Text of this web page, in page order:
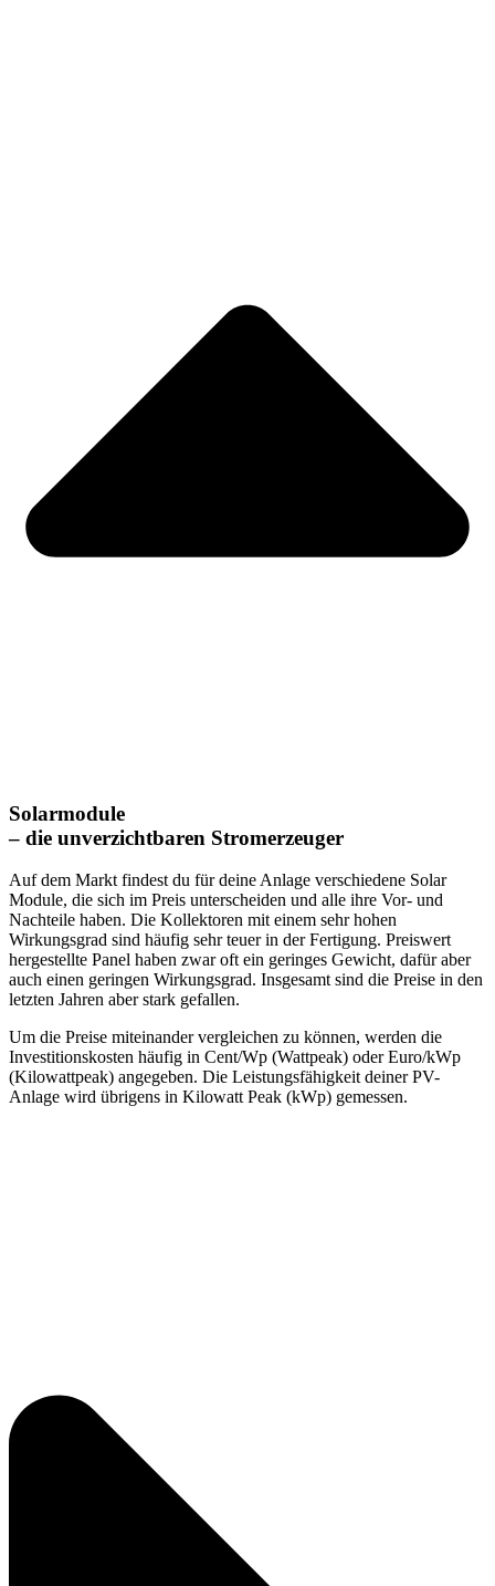
Solarmodule
– die unverzichtbaren Stromerzeuger
Auf dem Markt findest du für deine Anlage verschiedene Solar
Module, die sich im Preis unterscheiden und alle ihre Vor- und
Nachteile haben. Die Kollektoren mit einem sehr hohen
Wirkungsgrad sind häufig sehr teuer in der Fertigung. Preiswert
hergestellte Panel haben zwar oft ein geringes Gewicht, dafür aber
auch einen geringen Wirkungsgrad. Insgesamt sind die Preise in den
letzten Jahren aber stark gefallen.
Um die Preise miteinander vergleichen zu können, werden die
Investitionskosten häufig in Cent/Wp (Wattpeak) oder Euro/kWp
(Kilowattpeak) angegeben. Die Leistungsfähigkeit deiner PV-
Anlage wird übrigens in Kilowatt Peak (kWp) gemessen.